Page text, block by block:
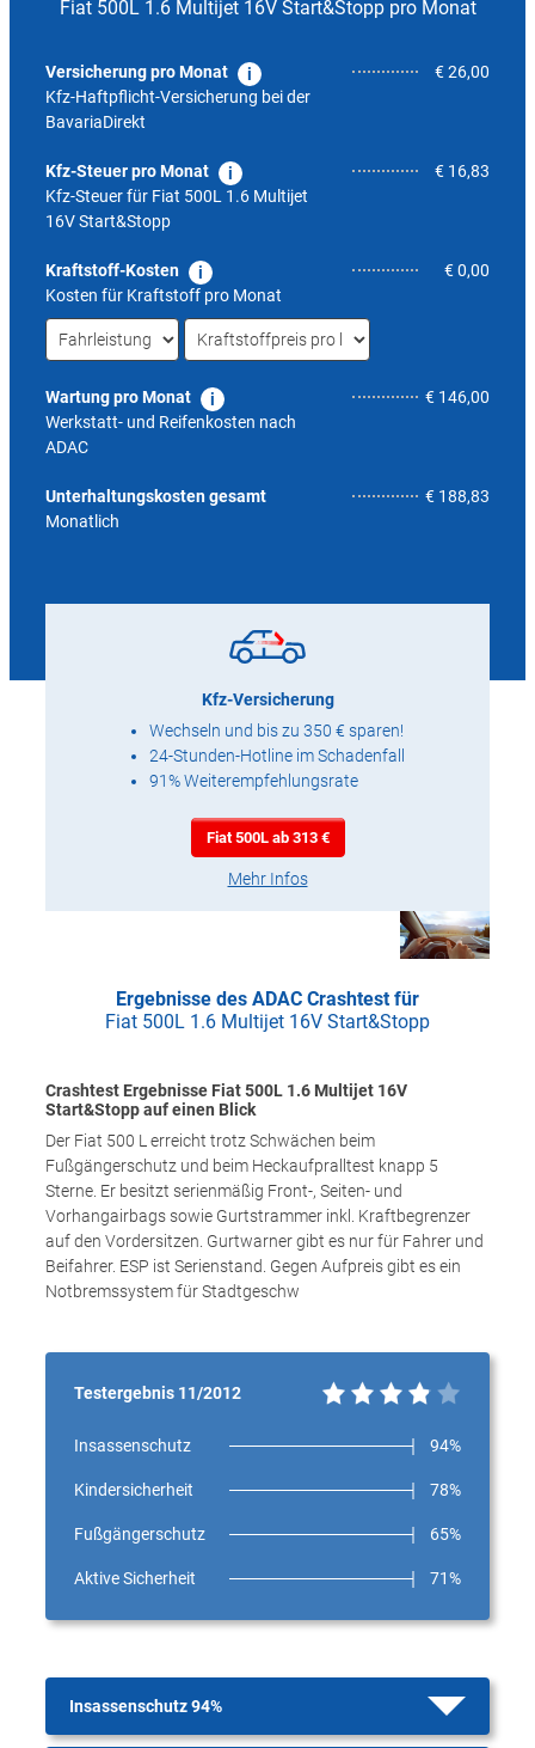
Fiat 500L 1.6 Multijet 16V Start&Stopp pro Monat
Versicherung pro Monat
Kfz-Haftpflicht-Versicherung bei der
BavariaDirekt
€ 26,00
Kfz-Steuer pro Monat
Kfz-Steuer für Fiat 500L 1.6 Multijet
16V Start&Stopp
€ 16,83
Kraftstoff-Kosten
Kosten für Kraftstoff pro Monat
€ 0,00
Wartung pro Monat
Werkstatt- und Reifenkosten nach
ADAC
€ 146,00
Unterhaltungskosten gesamt
Monatlich
€ 188,83
Kfz-Versicherung
Wechseln und bis zu 350 € sparen!
24-Stunden-Hotline im Schadenfall
91% Weiterempfehlungsrate
Fiat 500L ab 313 €
Mehr Infos
Ergebnisse des ADAC Crashtest für
Fiat 500L 1.6 Multijet 16V Start&Stopp
Crashtest Ergebnisse Fiat 500L 1.6 Multijet 16V
Start&Stopp auf einen Blick
Der Fiat 500 L erreicht trotz Schwächen beim
Fußgängerschutz und beim Heckaufpralltest knapp 5
Sterne. Er besitzt serienmäßig Front-, Seiten- und
Vorhangairbags sowie Gurtstrammer inkl. Kraftbegrenzer
auf den Vordersitzen. Gurtwarner gibt es nur für Fahrer und
Beifahrer. ESP ist Serienstand. Gegen Aufpreis gibt es ein
Notbremssystem für Stadtgeschw
Testergebnis 11/2012
Insassenschutz 94%
Kindersicherheit 78%
Fußgängerschutz 65%
Aktive Sicherheit 71%
Insassenschutz 94%